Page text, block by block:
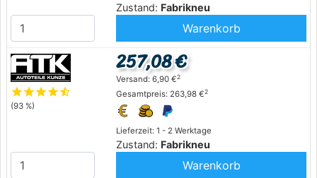
Zustand: Fabrikneu
Warenkorb
starstarstarstarstar_half
(93 %)
Lieferzeit: 1 - 2 Werktage
Zustand: Fabrikneu
257,08 €
Versand: 6,90 €2
Gesamtpreis: 263,98 €2
Warenkorb